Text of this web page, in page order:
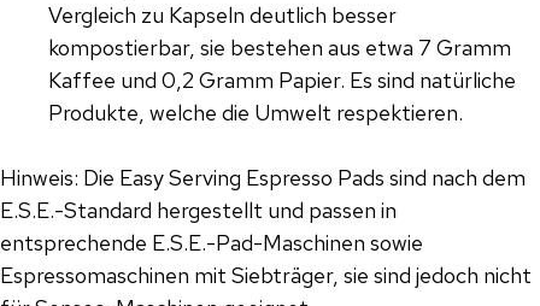
Vergleich zu Kapseln deutlich besser
kompostierbar, sie bestehen aus etwa 7 Gramm
Kaffee und 0,2 Gramm Papier. Es sind natürliche
Produkte, welche die Umwelt respektieren.
Hinweis: Die Easy Serving Espresso Pads sind nach dem
E.S.E.-Standard hergestellt und passen in
entsprechende E.S.E.-Pad-Maschinen sowie
Espressomaschinen mit Siebträger, sie sind jedoch nicht